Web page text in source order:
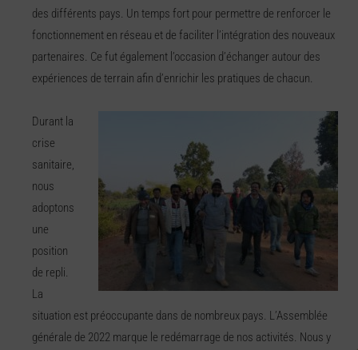
des différents pays. Un temps fort pour permettre de renforcer le
fonctionnement en réseau et de faciliter l’intégration des nouveaux
partenaires. Ce fut également l’occasion d’échanger autour des
expériences de terrain afin d’enrichir les pratiques de chacun.
Durant la
crise
sanitaire,
nous
adoptons
une
position
de repli.
La
situation est préoccupante dans de nombreux pays. L’Assemblée
générale de 2022 marque le redémarrage de nos activités. Nous y